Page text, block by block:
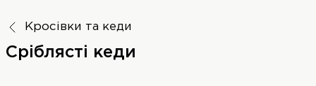
Кросівки та кеди
Сріблясті кеди